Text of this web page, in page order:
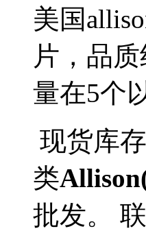
美国
片，品
量在5个
现货库存
类
批发。